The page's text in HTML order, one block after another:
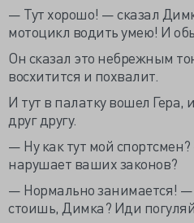
— Тут хорошо! — сказал
мотоцикл водить умею! И
Он сказал это небрежным
восхитится и похвалит.
И тут в палатку вошел
друг другу.
— Ну как тут мой
нарушает ваших законов?
— Нормально занимается! —
стоишь, Димка? Иди погуляй.